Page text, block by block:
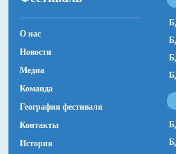
О нас
Новости
Медиа
Команда
География фестиваля
Контакты
История